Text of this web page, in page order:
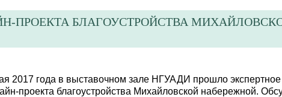
ПРОЕКТА БЛАГОУСТРОЙСТВА
2017 года в выставочном зале НГУАДИ прошло
проекта благоустройства Михайловской набережной.